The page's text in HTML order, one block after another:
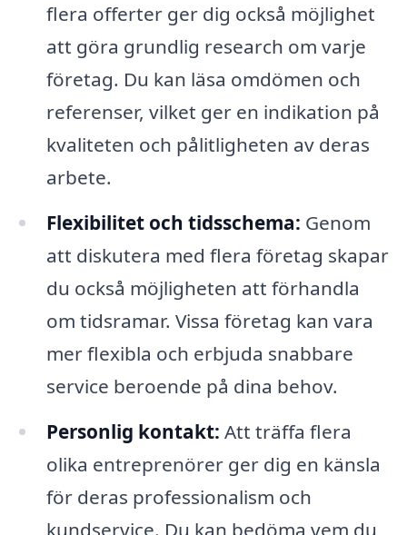
flera offerter ger dig också möjlighet
att göra grundlig research om varje
företag. Du kan läsa omdömen och
referenser, vilket ger en indikation på
kvaliteten och pålitligheten av deras
arbete.
Flexibilitet och tidsschema: Genom
att diskutera med flera företag skapar
du också möjligheten att förhandla
om tidsramar. Vissa företag kan vara
mer flexibla och erbjuda snabbare
service beroende på dina behov.
Personlig kontakt: Att träffa flera
olika entreprenörer ger dig en känsla
för deras professionalism och
kundservice. Du kan bedöma vem du